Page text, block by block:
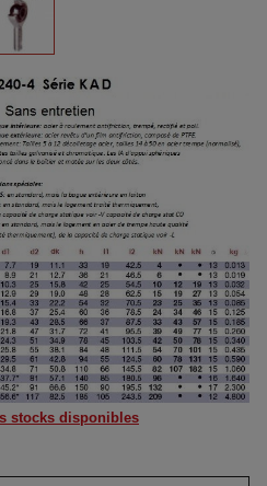
stocks disponibles